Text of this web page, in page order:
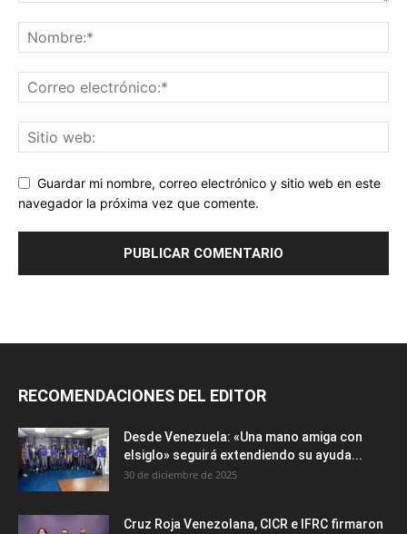
Guardar mi nombre, correo electrónico y sitio web en este
navegador la próxima vez que comente.
RECOMENDACIONES DEL EDITOR
Desde Venezuela: «Una mano amiga con
elsiglo» seguirá extendiendo su ayuda...
30 de diciembre de 2025
Cruz Roja Venezolana, CICR e IFRC firmaron